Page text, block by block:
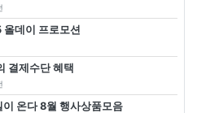
데이 프로모션
결제수단 혜택
온다 8월 행사상품모음